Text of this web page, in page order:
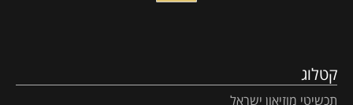
קטלוג
תכשיטי מוזיאון ישראל